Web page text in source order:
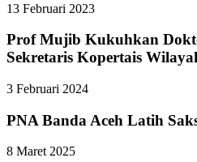
13 Februari 2023
Prof Mujib Kukuhkan
Sekretaris Kopertais
3 Februari 2024
PNA Banda Aceh Latih
8 Maret 2025